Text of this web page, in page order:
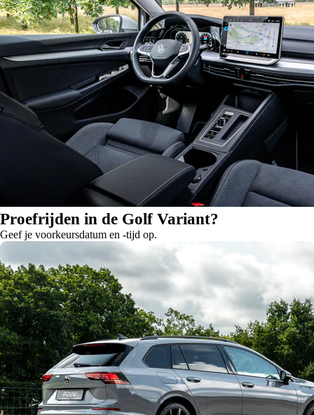
Proefrijden in de Golf Variant?
Geef je voorkeursdatum en -tijd op.